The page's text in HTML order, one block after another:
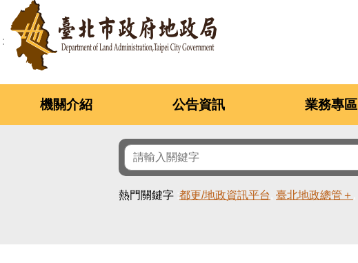
跳到主要內容區塊
機關介紹 公告資訊 業務專區
熱門關鍵字 都更/地政資訊平台 臺北地政總管＋